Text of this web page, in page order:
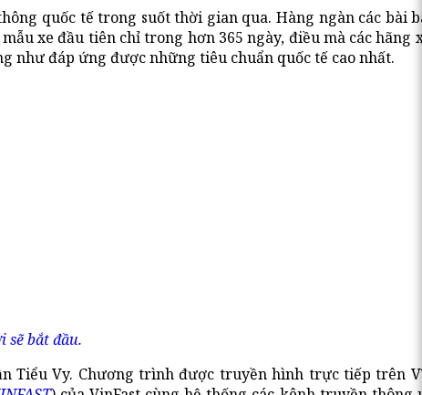
quốc tế trong suốt thời gian qua. Hàng ngàn các bài
xe đầu tiên chỉ trong hơn 365 ngày, điều mà các hãng
như đáp ứng được những tiêu chuẩn quốc tế cao nhất.
sẽ bắt đầu.
Tiểu Vy. Chương trình được truyền hình trực tiếp trên